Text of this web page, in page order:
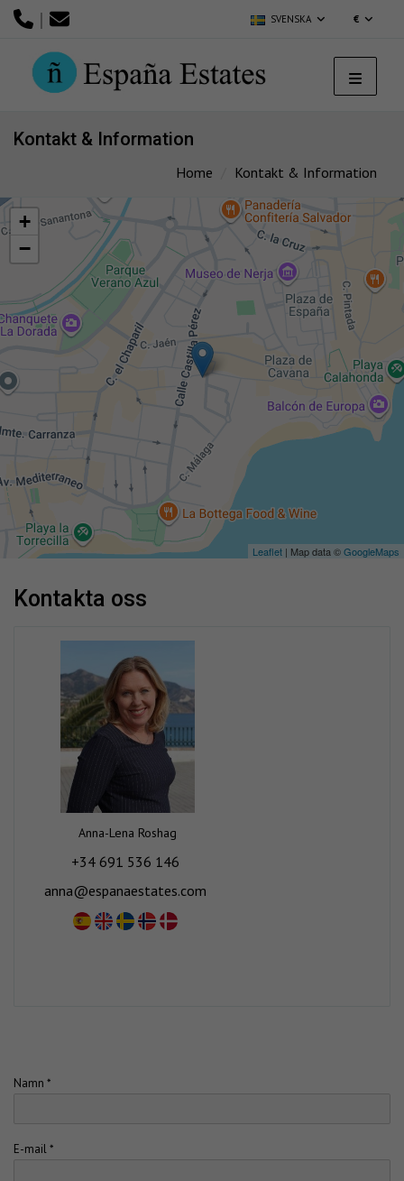
| SVENSKA €
Kontakt & Information
Home Kontakt & Information
+
−
Leaflet | Map data ©GoogleMaps
kontakta oss
Anna-Lena Roshag
+34 691 536 146
anna@espanaestates.com
Namn *
E-mail *